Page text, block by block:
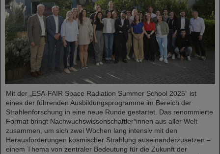
Mit der „ESA-FAIR Space Radiation Summer School 2025“ ist
eines der führenden Ausbildungsprogramme im Bereich der
Strahlenforschung in eine neue Runde gestartet. Das renommierte
Format bringt Nachwuchswissenschaftler*innen aus aller Welt
zusammen, um sich zwei Wochen lang intensiv mit den
Herausforderungen kosmischer Strahlung auseinanderzusetzen –
einem Thema von zentraler Bedeutung für die Zukunft der